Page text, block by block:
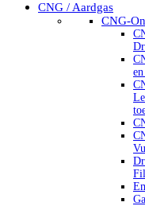
CNG / Aardgas
CNG-